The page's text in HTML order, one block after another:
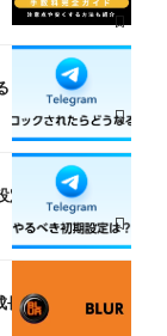
どうなる？
は？
とトークノミク